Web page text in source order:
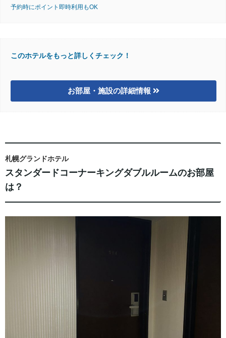
予約時にポイント即時利用もOK
このホテルをもっと詳しくチェック！
お部屋・施設の詳細情報
札幌グランドホテル
スタンダードコーナーキングダブルルームのお部屋
は？